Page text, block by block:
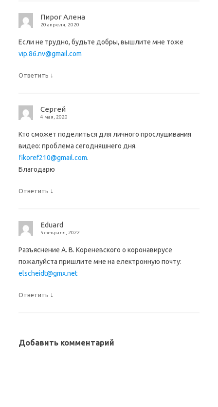
Пирог Алена
20 апреля, 2020
Если не трудно, будьте добры, вышлите мне тоже
vip.86.nv@gmail.com
Ответить ↓
Сергей
4 мая, 2020
Кто сможет поделиться для личного прослушивания
видео: проблема сегодняшнего дня.
fikoref210@gmail.com.
Благодарю
Ответить ↓
Eduard
5 февраля, 2022
Разъяснение А. В. Кореневского о коронавирусе
пожалуйста пришлите мне на електронную почту:
elscheidt@gmx.net
Ответить ↓
Добавить комментарий